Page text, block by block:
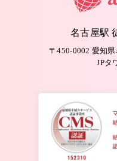
名古屋駅
〒450-0002 愛知
JPタ